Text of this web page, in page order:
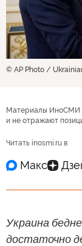
© AP Photo /
Материалы ИноСМИ
и не отражают
Читать inosmi.ru в
Украина
достаточно